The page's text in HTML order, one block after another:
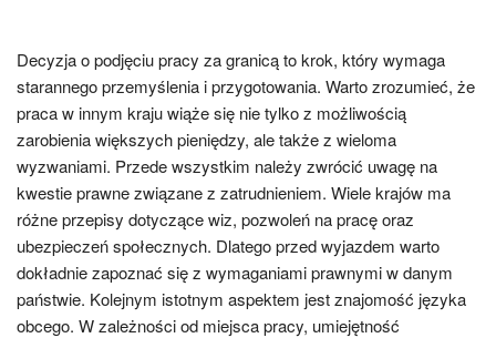
Decyzja o podjęciu pracy za granicą to krok, który wymaga
starannego przemyślenia i przygotowania. Warto zrozumieć, że
praca w innym kraju wiąże się nie tylko z możliwością
zarobienia większych pieniędzy, ale także z wieloma
wyzwaniami. Przede wszystkim należy zwrócić uwagę na
kwestie prawne związane z zatrudnieniem. Wiele krajów ma
różne przepisy dotyczące wiz, pozwoleń na pracę oraz
ubezpieczeń społecznych. Dlatego przed wyjazdem warto
dokładnie zapoznać się z wymaganiami prawnymi w danym
państwie. Kolejnym istotnym aspektem jest znajomość języka
obcego. W zależności od miejsca pracy, umiejętność